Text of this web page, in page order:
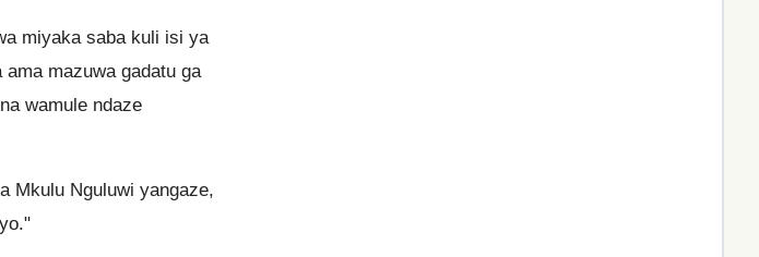
miyaka saba kuli isi ya
ama mazuwa gadatu ga
wamule ndaze
Mkulu Nguluwi yangaze,